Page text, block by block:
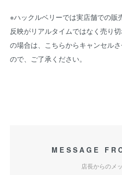
※ハックルベリーでは実店舗での販
反映がリアルタイムではなく売り
の場合は、こちらからキャンセル
ので、ご了承ください。
MESSAGE
店長からのメ